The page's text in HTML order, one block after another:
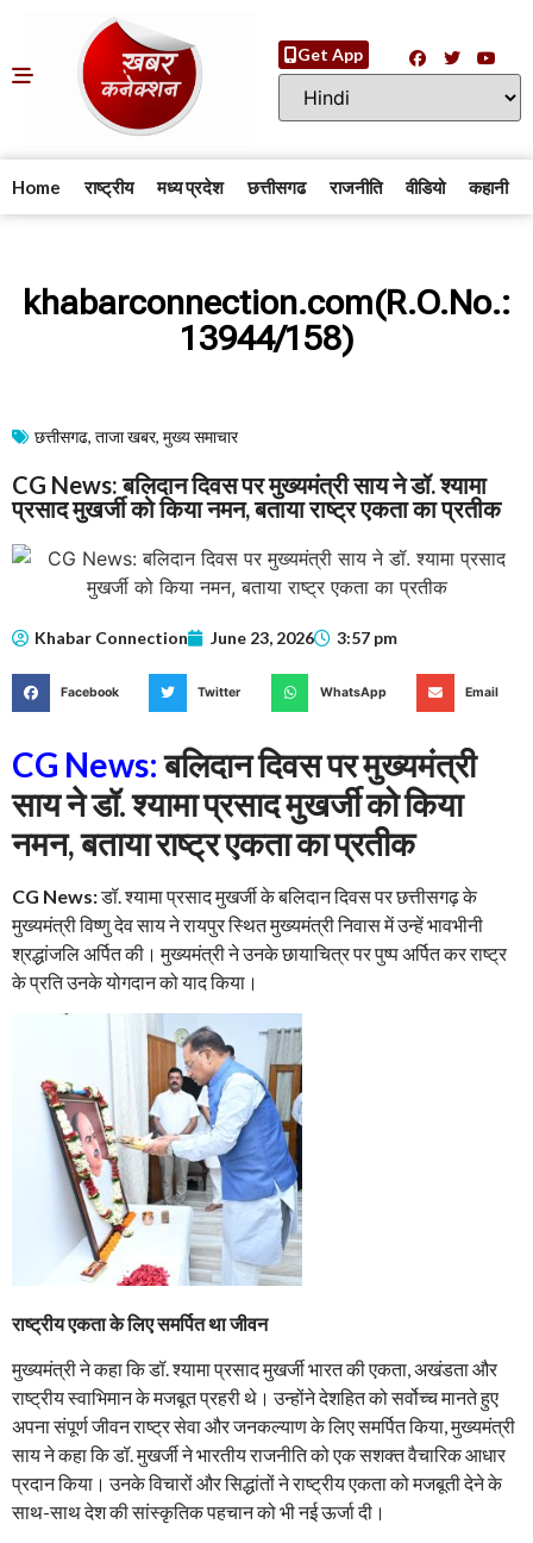
Get App
Home राष्ट्रीय मध्य प्रदेश छत्तीसगढ राजनीति वीडियो कहानी
khabarconnection.com(R.O.No.:
13944/158)
छत्तीसगढ, ताजा खबर, मुख्य समाचार​
CG News: बलिदान दिवस पर मुख्यमंत्री साय ने डॉ. श्यामा
प्रसाद मुखर्जी को किया नमन, बताया राष्ट्र एकता का प्रतीक
Khabar Connection June 23, 2026 3:57 pm
Facebook Twitter WhatsApp Email
CG News:बलिदान दिवस पर मुख्यमंत्री
साय ने डॉ. श्यामा प्रसाद मुखर्जी को किया
नमन, बताया राष्ट्र एकता का प्रतीक
CG News:डॉ. श्यामा प्रसाद मुखर्जी के बलिदान दिवस पर छत्तीसगढ़ के
मुख्यमंत्री विष्णु देव साय ने रायपुर स्थित मुख्यमंत्री निवास में उन्हें भावभीनी
श्रद्धांजलि अर्पित की। मुख्यमंत्री ने उनके छायाचित्र पर पुष्प अर्पित कर राष्ट्र
के प्रति उनके योगदान को याद किया।
राष्ट्रीय एकता के लिए समर्पित था जीवन
मुख्यमंत्री ने कहा कि डॉ. श्यामा प्रसाद मुखर्जी भारत की एकता, अखंडता और
राष्ट्रीय स्वाभिमान के मजबूत प्रहरी थे। उन्होंने देशहित को सर्वोच्च मानते हुए
अपना संपूर्ण जीवन राष्ट्र सेवा और जनकल्याण के लिए समर्पित किया, मुख्यमंत्री
साय ने कहा कि डॉ. मुखर्जी ने भारतीय राजनीति को एक सशक्त वैचारिक आधार
प्रदान किया। उनके विचारों और सिद्धांतों ने राष्ट्रीय एकता को मजबूती देने के
साथ-साथ देश की सांस्कृतिक पहचान को भी नई ऊर्जा दी।